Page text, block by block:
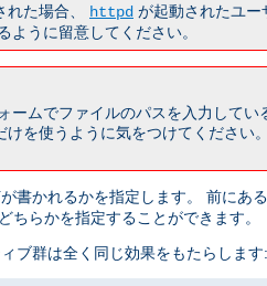
れた場合、 httpd が起動されたユー
ように留意してください。
ームでファイルのパスを入力して
けを使うように気をつけてくださ
書かれるかを指定します。 前にある
ちらかを指定することができます。
ブ群は全く同じ効果をもたらします: